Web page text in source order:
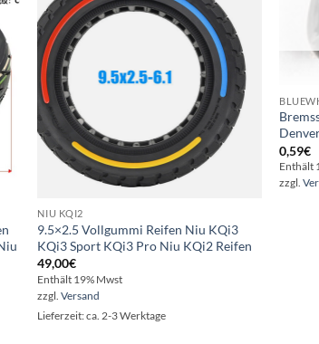
NIU KQI2
9.5×2.5 Vollgummi Reifen Niu KQi3
KQi3 Sport KQi3 Pro Niu KQi2 Reifen
49,00€
Enthält 19% Mwst
zzgl.Versand
Lieferzeit: ca. 2-3 Werktage
0,59€
Enthält
zzgl.